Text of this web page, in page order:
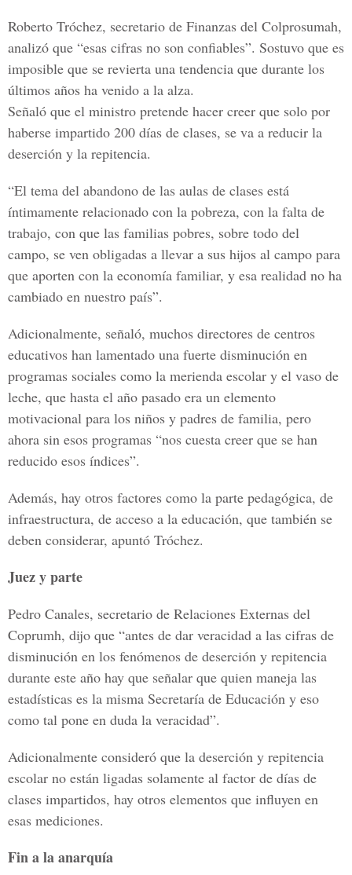
Roberto Tróchez, secretario de Finanzas del Colprosumah,
analizó que “esas cifras no son confiables”. Sostuvo que es
imposible que se revierta una tendencia que durante los
últimos años ha venido a la alza.
Señaló que el ministro pretende hacer creer que solo por
haberse impartido 200 días de clases, se va a reducir la
deserción y la repitencia.
“El tema del abandono de las aulas de clases está
íntimamente relacionado con la pobreza, con la falta de
trabajo, con que las familias pobres, sobre todo del
campo, se ven obligadas a llevar a sus hijos al campo para
que aporten con la economía familiar, y esa realidad no ha
cambiado en nuestro país”.
Adicionalmente, señaló, muchos directores de centros
educativos han lamentado una fuerte disminución en
programas sociales como la merienda escolar y el vaso de
leche, que hasta el año pasado era un elemento
motivacional para los niños y padres de familia, pero
ahora sin esos programas “nos cuesta creer que se han
reducido esos índices”.
Además, hay otros factores como la parte pedagógica, de
infraestructura, de acceso a la educación, que también se
deben considerar, apuntó Tróchez.
Juez y parte
Pedro Canales, secretario de Relaciones Externas del
Coprumh, dijo que “antes de dar veracidad a las cifras de
disminución en los fenómenos de deserción y repitencia
durante este año hay que señalar que quien maneja las
estadísticas es la misma Secretaría de Educación y eso
como tal pone en duda la veracidad”.
Adicionalmente consideró que la deserción y repitencia
escolar no están ligadas solamente al factor de días de
clases impartidos, hay otros elementos que influyen en
esas mediciones.
Fin a la anarquía